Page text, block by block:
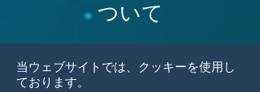
ついて
当ウェブサイトでは、クッキーを使用し
ております。